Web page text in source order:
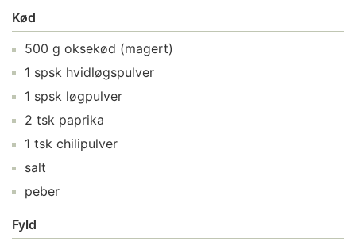
Kød
500 g oksekød (magert)
1 spsk hvidløgspulver
1 spsk løgpulver
2 tsk paprika
1 tsk chilipulver
salt
peber
Fyld